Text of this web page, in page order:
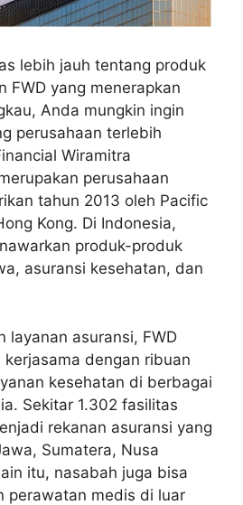
lebih jauh tentang produk
FWD yang menerapkan
Anda mungkin ingin
perusahaan terlebih
Wiramitra
perusahaan
tahun 2013 oleh Pacific
Kong. Di Indonesia,
produk-produk
asuransi kesehatan, dan
layanan asuransi, FWD
kerjasama dengan ribuan
kesehatan di berbagai
Sekitar 1.302 fasilitas
rekanan asuransi yang
Sumatera, Nusa
itu, nasabah juga bisa
perawatan medis di luar